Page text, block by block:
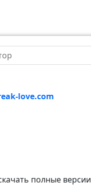
love.com
полные версии